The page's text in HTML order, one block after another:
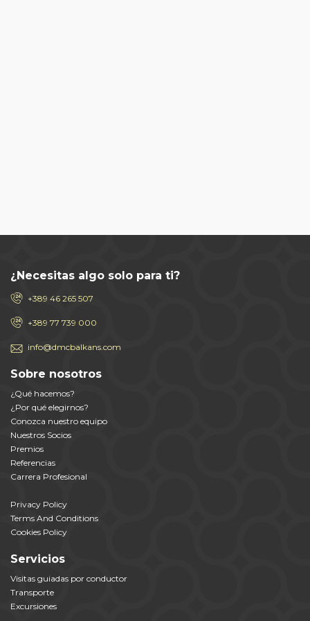
¿Necesitas algo solo para ti?
+389 46 265 507
+389 77 739 000
info@dmcbalkans.com
Sobre nosotros
¿Qué hacemos?
¿Por qué elegirnos?
Conozca nuestro equipo
Nuestros Socios
Premios
Referencias
Carrera Profesional
Privacy Policy
Terms And Conditions
Cookies Policy
Servicios
Visitas guiadas por conductor
Transporte
Excursiones